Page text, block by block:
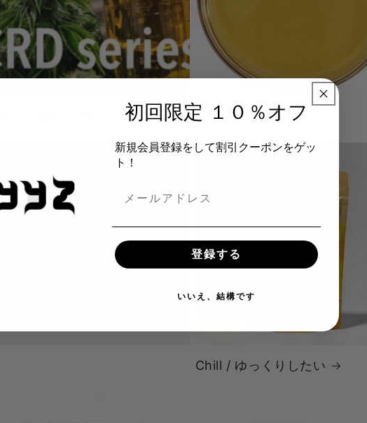
CBG
CBNO
いリラックスとトリップ感が特徴
の合法カンナビノイド製品｜次世
Chill / ゆっくりしたい
初回限定 １０％オフ
新規会員登録をして割引クーポンをゲッ
ト！
登録する
いいえ、結構です